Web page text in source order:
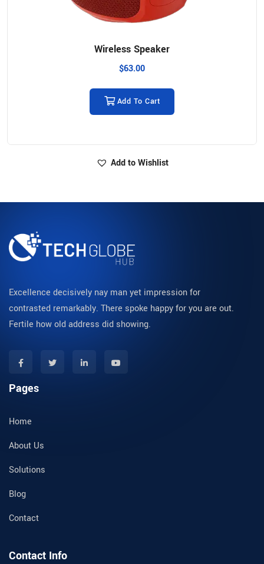
Wireless Speaker
$63.00
Add To Cart
Add to Wishlist
Excellence decisively nay man yet impression for
contrasted remarkably. There spoke happy for you are out.
Fertile how old address did showing.
Pages
Home
About Us
Solutions
Blog
Contact
Contact Info